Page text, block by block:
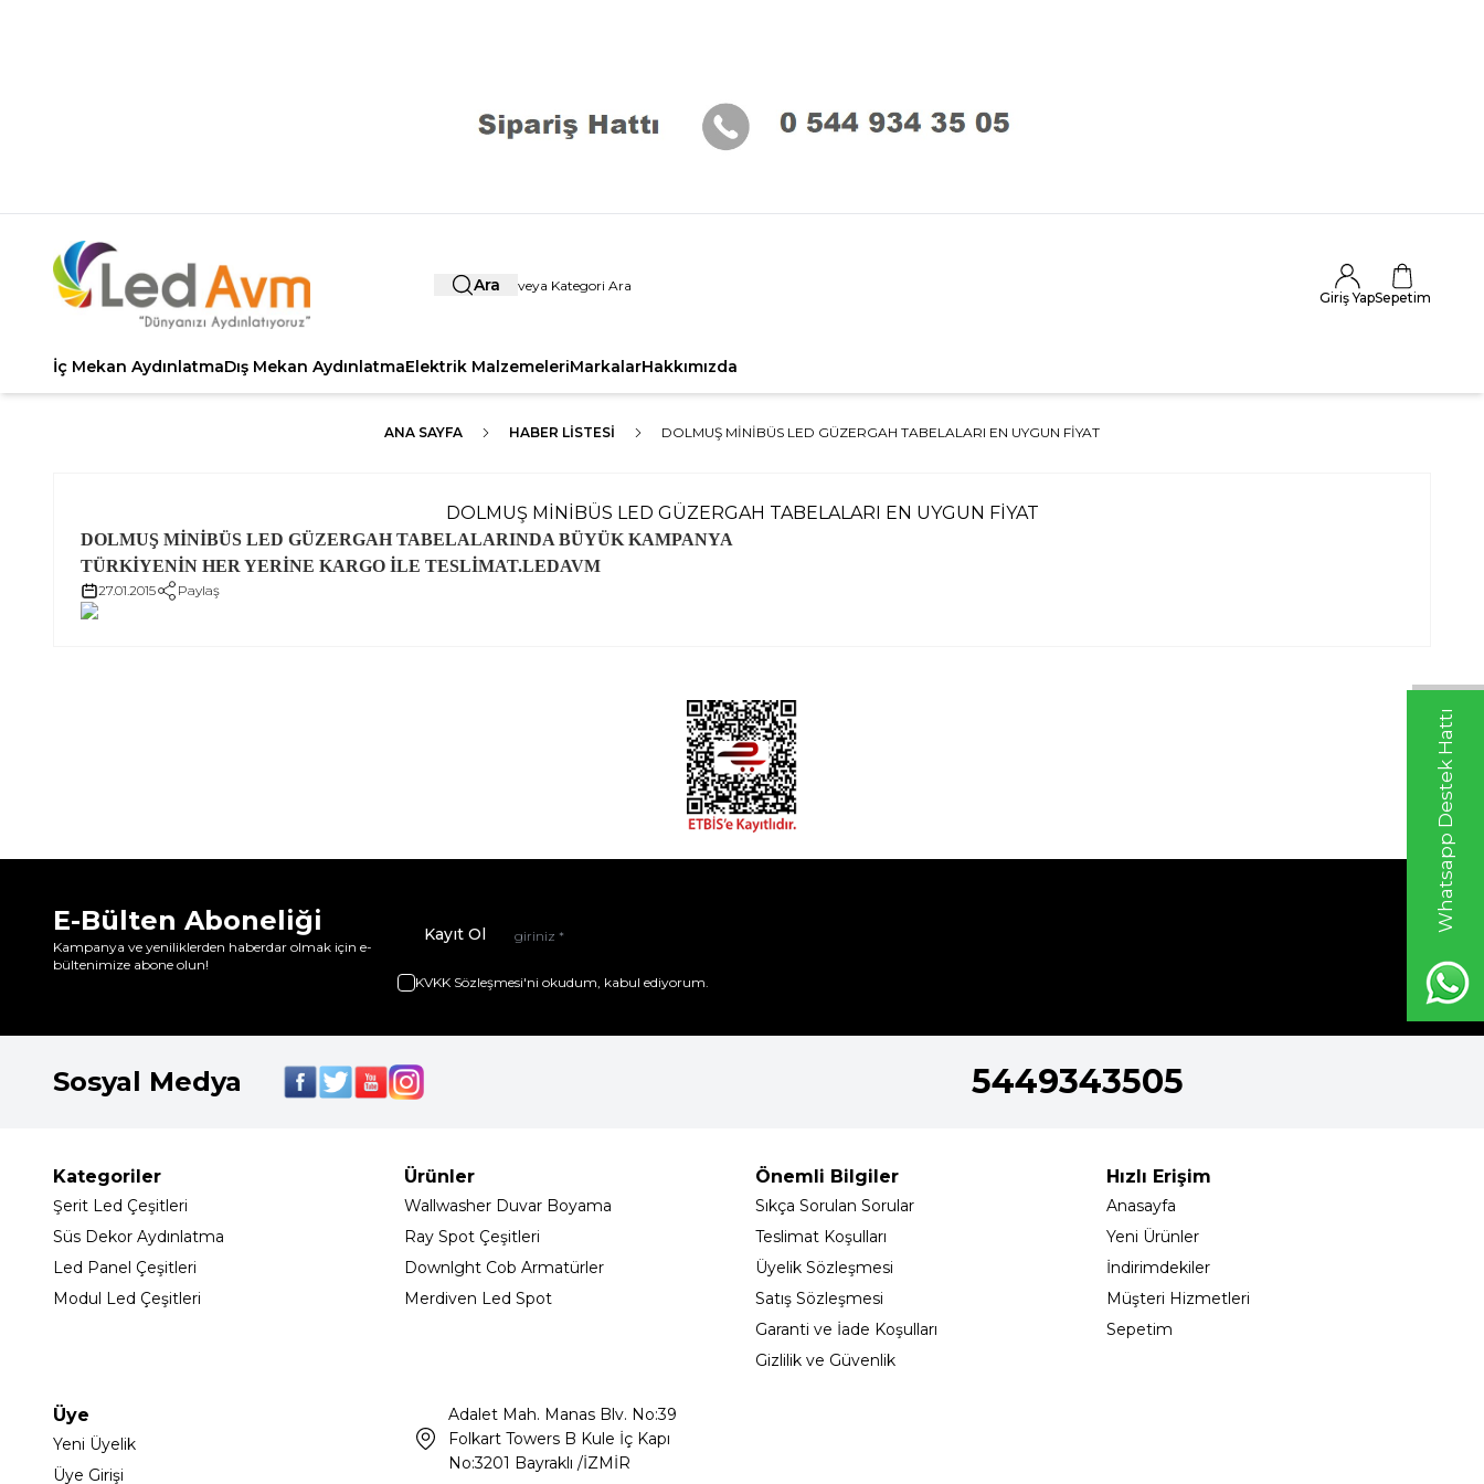
Whatsapp Destek Hattı
Ara
Giriş YapSepetim
İç Mekan AydınlatmaDış Mekan AydınlatmaElektrik MalzemeleriMarkalarHakkımızda
ANA SAYFA HABER LISTESI DOLMUŞ MİNİBÜS LED GÜZERGAH TABELALARI EN UYGUN FİYAT
DOLMUŞ MİNİBÜS LED GÜZERGAH TABELALARI EN UYGUN FİYAT
DOLMUŞ MİNİBÜS LED GÜZERGAH TABELALARINDA BÜYÜK KAMPANYA
TÜRKİYENİN HER YERİNE KARGO İLE TESLİMAT.LEDAVM
27.01.2015 Paylaş
E-Bülten Aboneliği
Kampanya ve yeniliklerden haberdar olmak için e-
bültenimize abone olun!
Kayıt Ol
KVKK Sözleşmesi'ni okudum, kabul ediyorum.
Sosyal Medya 5449343505
Kategoriler
Şerit Led Çeşitleri
Süs Dekor Aydınlatma
Led Panel Çeşitleri
Modul Led Çeşitleri
Ürünler
Wallwasher Duvar Boyama
Ray Spot Çeşitleri
Downlght Cob Armatürler
Merdiven Led Spot
Önemli Bilgiler
Sıkça Sorulan Sorular
Teslimat Koşulları
Üyelik Sözleşmesi
Satış Sözleşmesi
Garanti ve İade Koşulları
Gizlilik ve Güvenlik
Hızlı Erişim
Anasayfa
Yeni Ürünler
İndirimdekiler
Müşteri Hizmetleri
Sepetim
Üye
Yeni Üyelik
Üye Girişi
Adalet Mah. Manas Blv. No:39
Folkart Towers B Kule İç Kapı
No:3201 Bayraklı /İZMİR